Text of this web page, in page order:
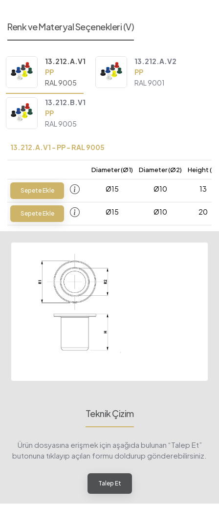
Renk ve Materyal Seçenekleri (V)
13.212.A.V1
PP
RAL 9005
13.212.A.V2
PP
RAL 9001
13.212.B.V1
PP
RAL 9005
13.212.A.V1 - PP - RAL 9005
Diameter (Ø1) Diameter (Ø2) Height (H)
Sepete Ekle Ø15 Ø10 13
Sepete Ekle Ø15 Ø10 20
Teknik Çizim
Ürün dosyasına erişmek için aşağıda bulunan “Talep Et”
butonuna tıklayıp açılan formu doldurup gönderebilirsiniz.
Talep Et